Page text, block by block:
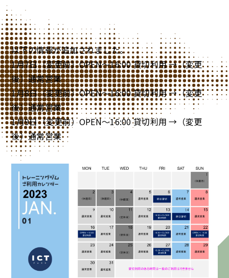
【更新】トレーニングジム1月ご利用カレンダー
以下の情報が追加されました。
1月7日（変更前）OPEN～16:00 貸切利用 →（変更
後）通常営業
1月8日（変更前）OPEN～16:00 貸切利用 →（変更
後）通常営業
1月9日（変更前）OPEN～16:00 貸切利用 →（変更
後）通常営業